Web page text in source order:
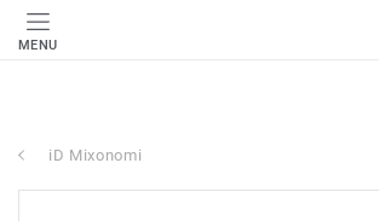
MENU
iD Mixonomi